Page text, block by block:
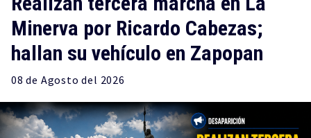
Minerva por Ricardo Cabezas;
hallan su vehículo en Zapopan
08 de Agosto del 2026